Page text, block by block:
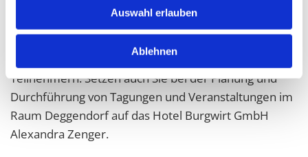
Auswahl erlauben
Ablehnen
ermöglicht einen schönen Ausblick zum Natternberg
und eignet sich für Tagungen mit bis zu 30
Teilnehmern. Setzen auch Sie bei der Planung und
Durchführung von Tagungen und Veranstaltungen im
Raum Deggendorf auf das Hotel Burgwirt GmbH
Alexandra Zenger.